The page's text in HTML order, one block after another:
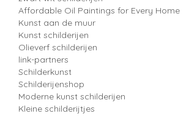
Affordable Oil Paintings for Every Home
Kunst aan de muur
Kunst schilderijen
Olieverf schilderijen
link-partners
Schilderkunst
Schilderijenshop
Moderne kunst schilderijen
Kleine schilderijtjes